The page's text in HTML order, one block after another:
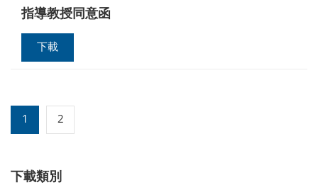
指導教授同意函
下載
1 2
下載類別